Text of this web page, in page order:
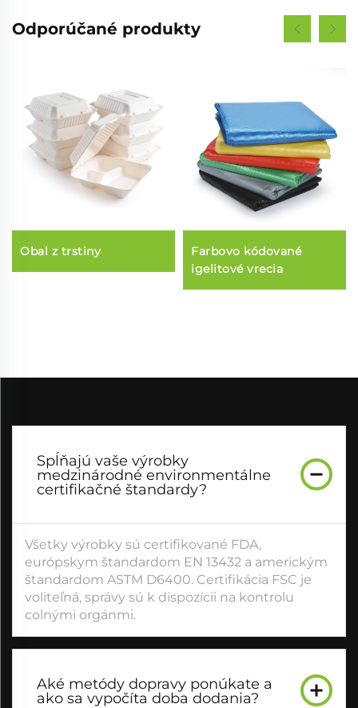
Odporúčané produkty
Obal z trstiny
Farbovo kódované
igelitové vrecia
Spĺňajú vaše výrobky
medzinárodné environmentálne
certifikačné štandardy?
Všetky výrobky sú certifikované FDA,
európskym štandardom EN 13432 a americkým
štandardom ASTM D6400. Certifikácia FSC je
voliteľná, správy sú k dispozícii na kontrolu
colnými orgánmi.
Aké metódy dopravy ponúkate a
ako sa vypočíta doba dodania?